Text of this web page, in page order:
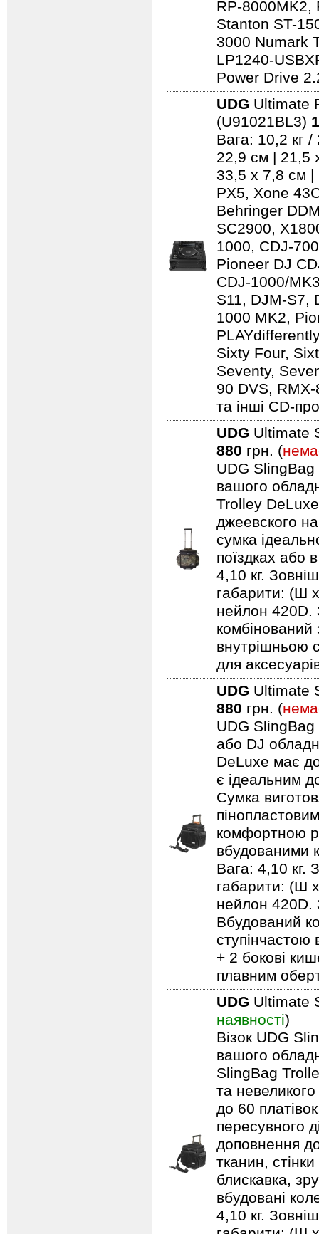
RP-8000MK2,
Stanton ST-
3000 Numark
LP1240-
Power Drive
UDG Ultimate
(U91021BL3)
Вага: 10,2 кг
22,9 см | 21,5
33,5 x 7,8 см |
PX5, Xone
Behringer
SC2900,
1000, CDJ-
Pioneer DJ
CDJ-1000/
S11, DJM-S7,
1000 MK2,
Sixty Four,
Seventy,
90 DVS,
та інші CD-
UDG Ultimate
880 грн. (
UDG SlingBag
вашого
Trolley DeLuxe
джеевского
сумка
поїздках або
4,10 кг.
габарити: (Ш
нейлон 420D.
внутрішньою
для
UDG Ultimate
880 грн. (
UDG
або DJ
DeLuxe має
є ідеальним
Сумка
комфортною
вбудованими
Вага: 4,10 кг.
габарити: (Ш
нейлон 420D.
Вбудований
+ 2 бокові
плавним
UDG Ultimate
наявності)
Візок UDG
вашого
SlingBag
та
до 60
пересувного
доповнення
тканин,
блискавка,
вбудовані
4,10 кг.